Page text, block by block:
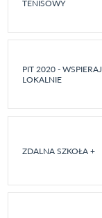
TENISOWY
PIT 2020 - WSPIERAJ
LOKALNIE
ZDALNA SZKOŁA +